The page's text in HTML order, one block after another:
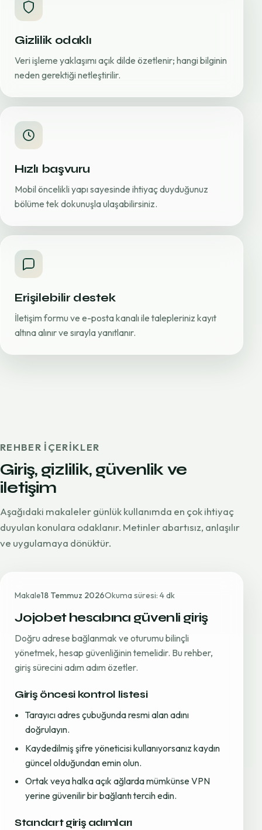
Gizlilik odaklı
Veri işleme yaklaşımı açık dilde özetlenir; hangi bilginin
neden gerektiği netleştirilir.
Hızlı başvuru
Mobil öncelikli yapı sayesinde ihtiyaç duyduğunuz
bölüme tek dokunuşla ulaşabilirsiniz.
Erişilebilir destek
İletişim formu ve e-posta kanalı ile talepleriniz kayıt
altına alınır ve sırayla yanıtlanır.
REHBER IÇERIKLER
Giriş, gizlilik, güvenlik ve
iletişim
Aşağıdaki makaleler günlük kullanımda en çok ihtiyaç
duyulan konulara odaklanır. Metinler abartısız, anlaşılır
ve uygulamaya dönüktür.
Makale18 Temmuz 2026Okuma süresi: 4 dk
Jojobet hesabına güvenli giriş
Doğru adrese bağlanmak ve oturumu bilinçli
yönetmek, hesap güvenliğinin temelidir. Bu rehber,
giriş sürecini adım adım özetler.
Giriş öncesi kontrol listesi
Tarayıcı adres çubuğunda resmi alan adını
doğrulayın.
Kaydedilmiş şifre yöneticisi kullanıyorsanız kaydın
güncel olduğundan emin olun.
Ortak veya halka açık ağlarda mümkünse VPN
yerine güvenilir bir bağlantı tercih edin.
Standart giriş adımları